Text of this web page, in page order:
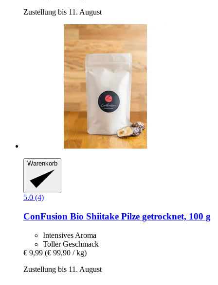
Zustellung bis 11. August
Warenkorb
5.0 (4)
ConFusion Bio Shiitake Pilze getrocknet, 100 g
Intensives Aroma
Toller Geschmack
€ 9,99 (€ 99,90 / kg)
Zustellung bis 11. August